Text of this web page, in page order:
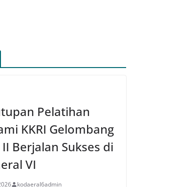
Pelatihan
KKRI Gelombang
II Berjalan Sukses di
VI
kodaeral6admin